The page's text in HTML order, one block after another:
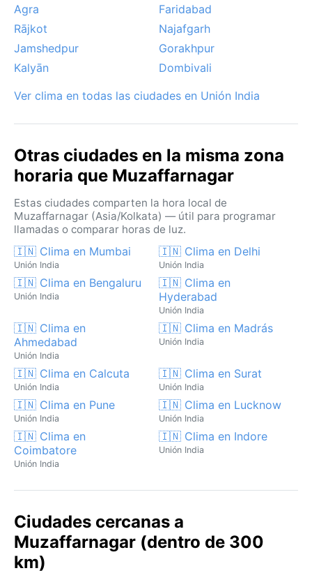
Agra
Faridabad
Rājkot
Najafgarh
Jamshedpur
Gorakhpur
Kalyān
Dombivali
Ver clima en todas las ciudades en Unión India
Otras ciudades en la misma zona
horaria que Muzaffarnagar
Estas ciudades comparten la hora local de
Muzaffarnagar (Asia/Kolkata) — útil para programar
llamadas o comparar horas de luz.
🇮🇳 Clima en Mumbai
Unión India
🇮🇳 Clima en Delhi
Unión India
🇮🇳 Clima en Bengaluru
Unión India
🇮🇳 Clima en
Hyderabad
Unión India
🇮🇳 Clima en
Ahmedabad
Unión India
🇮🇳 Clima en Madrás
Unión India
🇮🇳 Clima en Calcuta
Unión India
🇮🇳 Clima en Surat
Unión India
🇮🇳 Clima en Pune
Unión India
🇮🇳 Clima en Lucknow
Unión India
🇮🇳 Clima en
Coimbatore
Unión India
🇮🇳 Clima en Indore
Unión India
Ciudades cercanas a
Muzaffarnagar (dentro de 300
km)